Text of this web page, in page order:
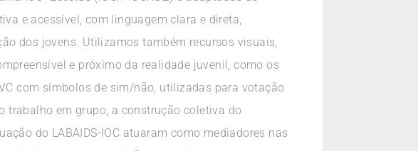
e acessível, com linguagem clara e direta,
dos jovens. Utilizamos também recursos visuais,
e próximo da realidade juvenil, como os
com símbolos de sim/não, utilizadas para votação
trabalho em grupo, a construção coletiva do
do LABAIDS-IOC atuaram como mediadores nas